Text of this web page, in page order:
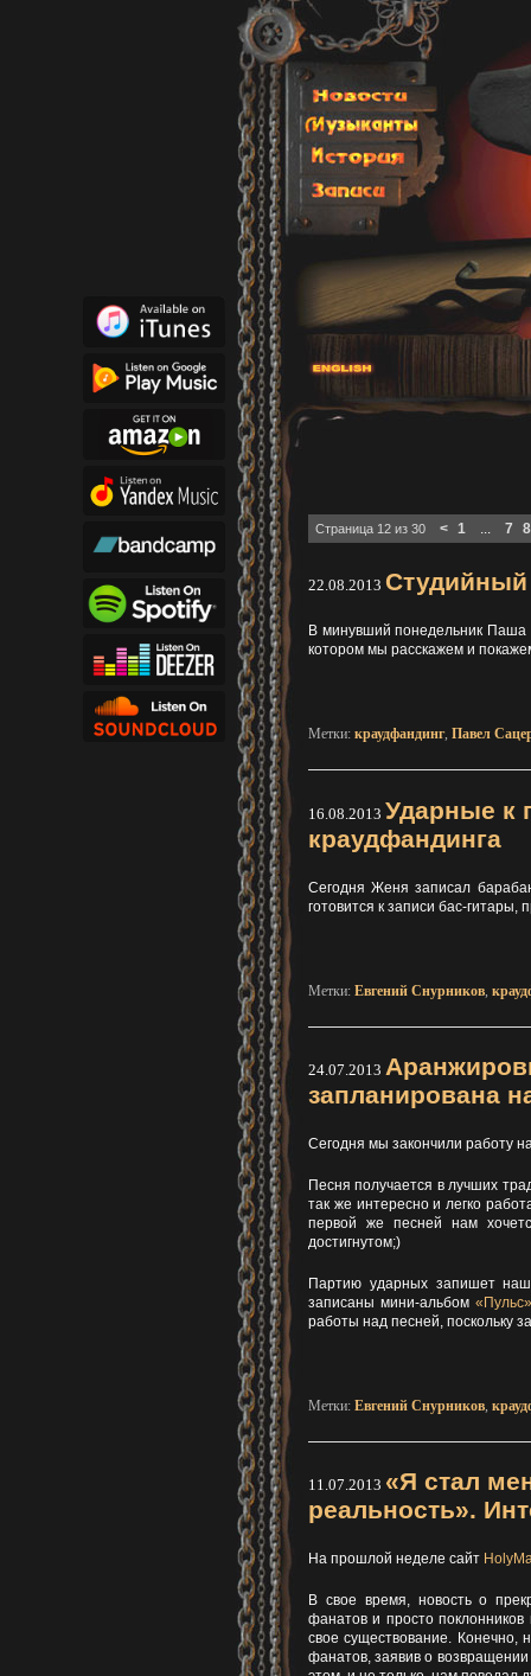
Навигация по записям
Страница 12 из 30 < 1 ... 7 8
22.08.2013 Студийный
В минувший понедельник Паша
котором мы расскажем и
Метки: краудфандинг, Павел
16.08.2013 Ударные к
краудфандинга
Сегодня Женя записал
готовится к записи бас-
Метки: Евгений Снурников
24.07.2013
запланирована
Сегодня мы закончили работу
Песня получается в лучших
так же интересно и легко
первой же песней нам
достигнутом;)
Партию ударных запишет
записаны мини-альбом «Пульс»
работы над песней, поскольку
Метки: Евгений Снурников,
11.07.2013 «Я стал
реальность».
На прошлой неделе сайт
В свое время, новость о
фанатов и просто поклонников
свое существование. Конечно,
фанатов, заявив о